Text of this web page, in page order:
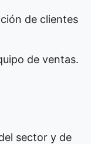
de clientes
de ventas.
sector y de